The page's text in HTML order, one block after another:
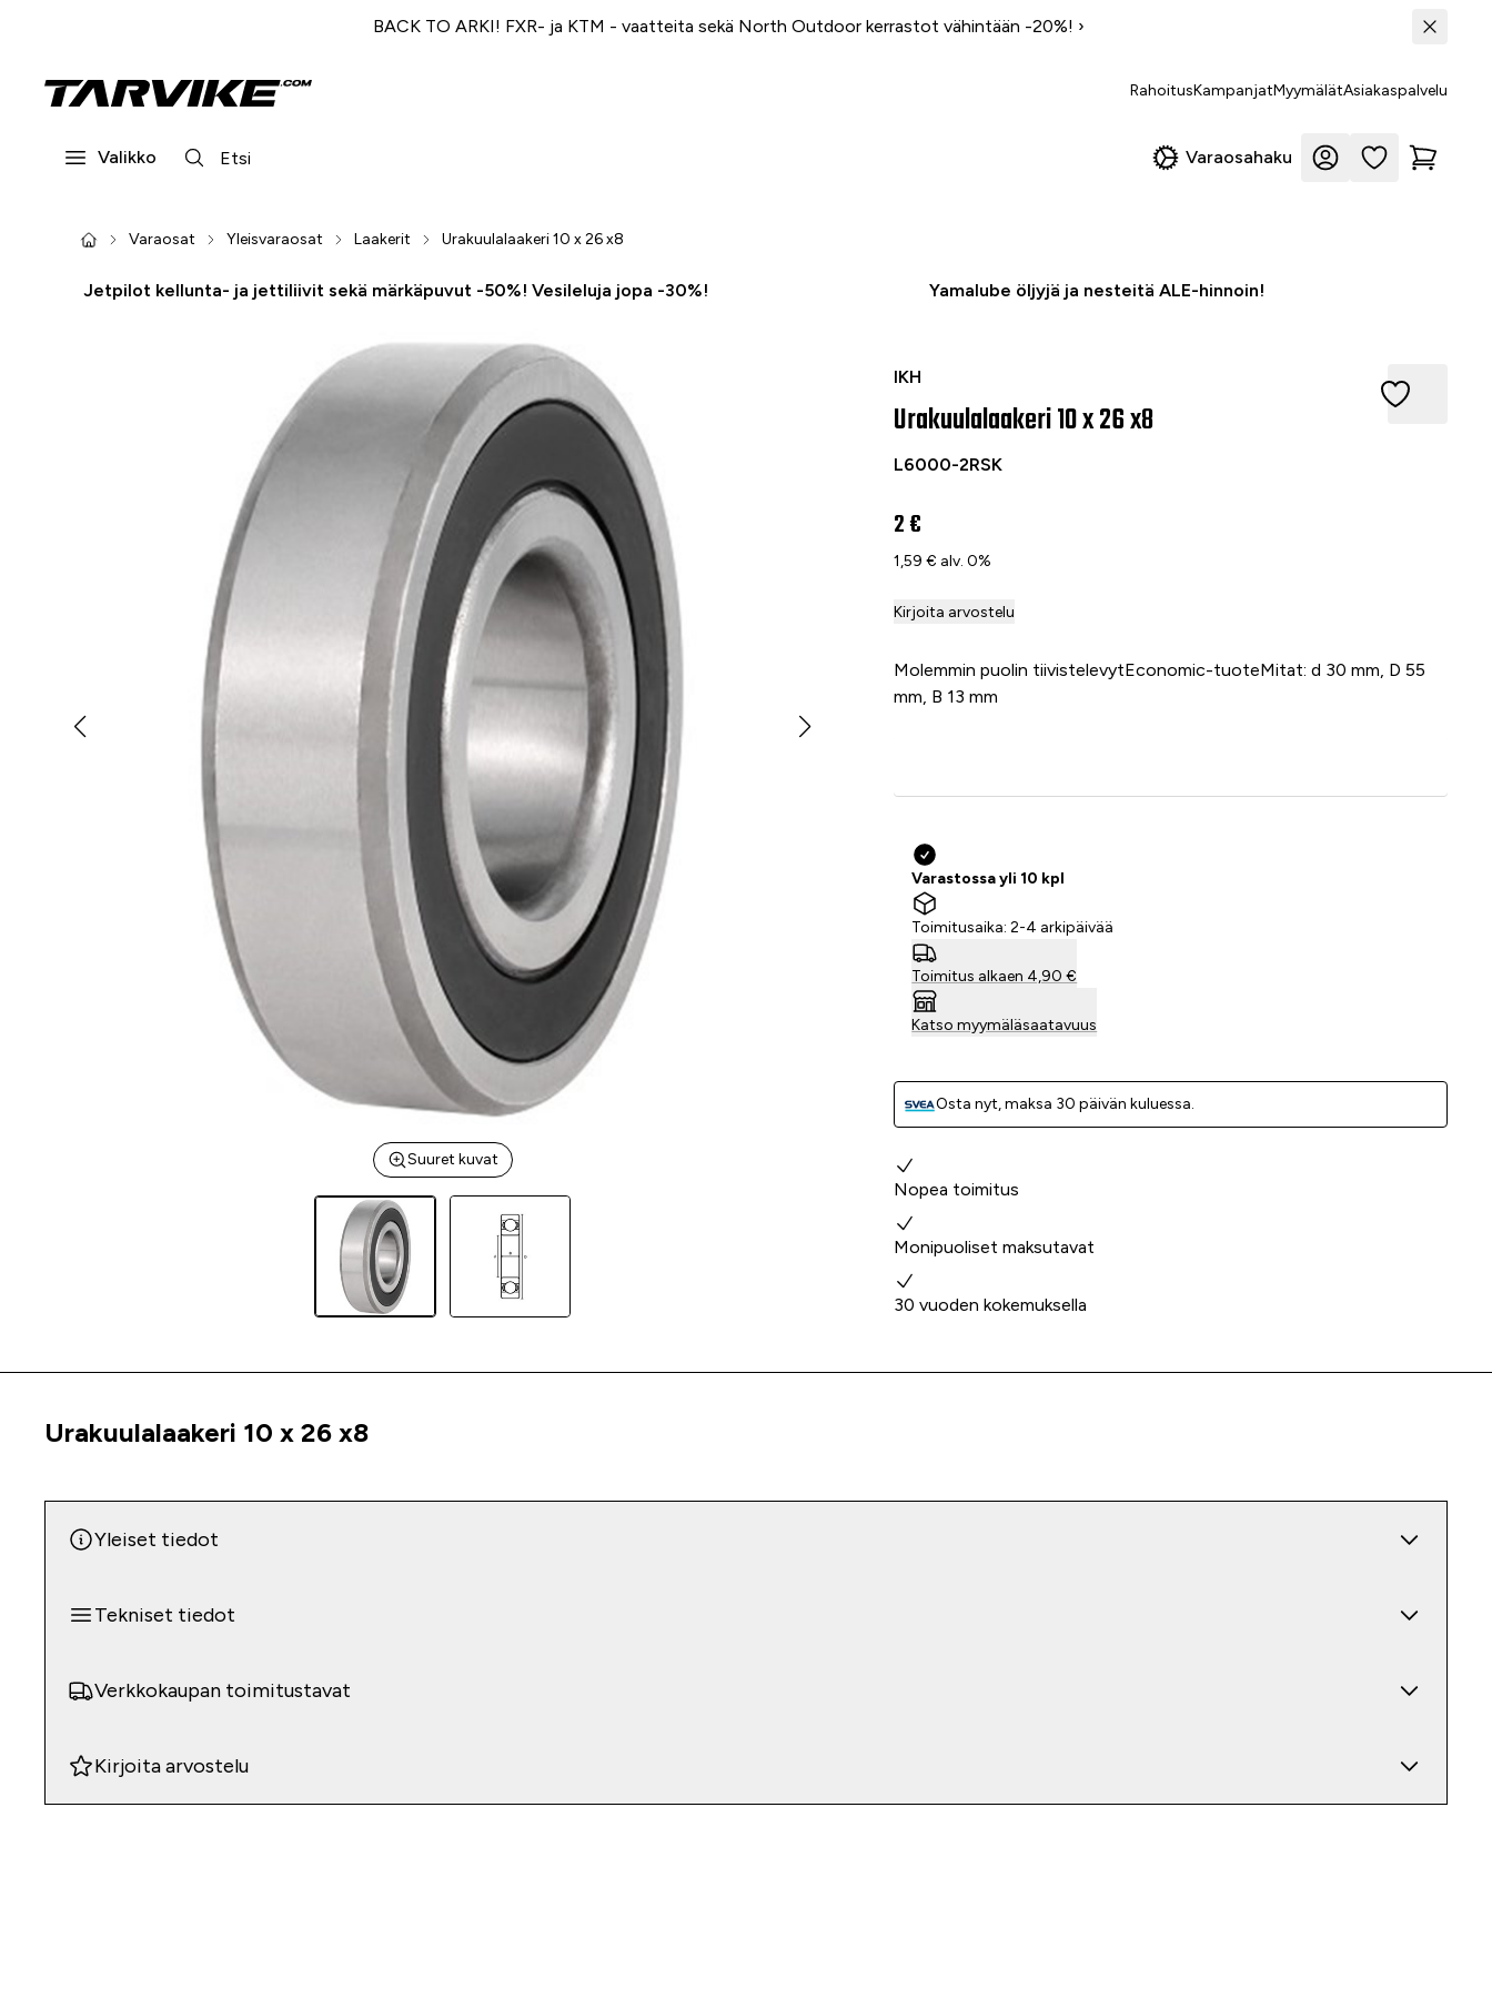
BACK TO ARKI! FXR- ja KTM - vaatteita sekä North Outdoor kerrastot vähintään -20%! ›
RahoitusKampanjatMyymälätAsiakaspalvelu
Valikko Varaosahaku
Varaosat Yleisvaraosat Laakerit Urakuulalaakeri 10 x 26 x8
Jetpilot kellunta- ja jettiliivit sekä märkäpuvut -50%! Vesileluja jopa -30%! Yamalube öljyjä ja nesteitä ALE-hinnoin!
Suuret kuvat
IKH
Urakuulalaakeri 10 x 26 x8
Urakuulalaakeri 10 x 26 x8
L6000-2RSK
2 €
1,59 € alv. 0%
Kirjoita arvostelu
Molemmin puolin tiivistelevytEconomic-tuoteMitat: d 30 mm, D 55
mm, B 13 mm
Varastossa yli 10 kpl
Toimitusaika: 2-4 arkipäivää
Toimitus alkaen 4,90 €
Katso myymäläsaatavuus
Osta nyt, ­maksa 30 päivän kuluessa.
Miksi valita meidät?
Nopea toimitus
Monipuoliset maksutavat
30 vuoden kokemuksella
Tuoteinfo
Urakuulalaakeri 10 x 26 x8
Yleiset tiedot
Tekniset tiedot
Verkkokaupan toimitustavat
Kirjoita arvostelu